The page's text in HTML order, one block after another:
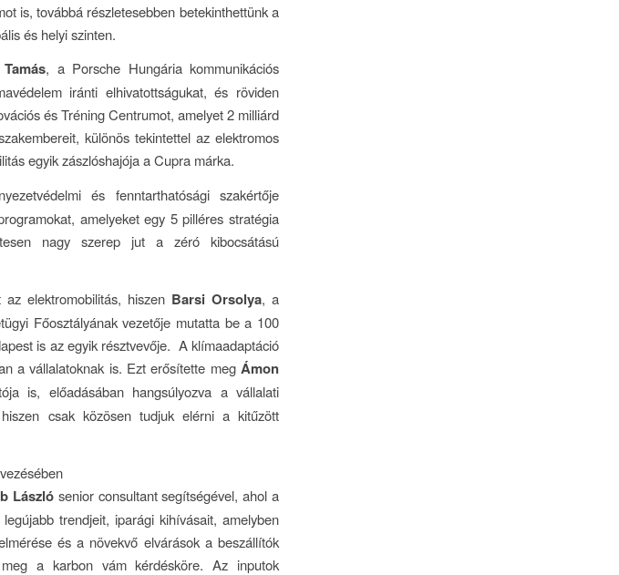
is, továbbá részletesebben betekinthettünk a
és helyi szinten.
ás, a Porsche Hungária kommunikációs
iránti elhivatottságukat, és röviden
és Tréning Centrumot, amelyet 2 milliárd
különös tekintettel az elektromos
egyik zászlóshajója a Cupra márka.
és fenntarthatósági szakértője
amelyeket egy 5 pilléres stratégia
nagy szerep jut a zéró kibocsátású
elektromobilitás, hiszen Barsi Orsolya, a
Főosztályának vezetője mutatta be a 100
is az egyik résztvevője. A klímaadaptáció
a vállalatoknak is. Ezt erősítette meg Ámon
is, előadásában hangsúlyozva a vállalati
csak közösen tudjuk elérni a kitűzött
Lászlósenior consultant segítségével, ahol a
trendjeit, iparági kihívásait, amelyben
és a növekvő elvárások a beszállítók
a karbon vám kérdésköre. Az inputok